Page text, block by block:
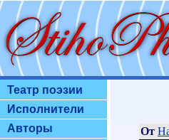
Театр поэзии
Исполнители
Авторы
От